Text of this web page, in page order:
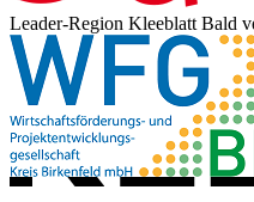
Leader-Region Kleeblatt Bald